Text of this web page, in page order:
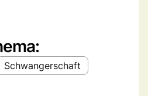
Schwangerschaft